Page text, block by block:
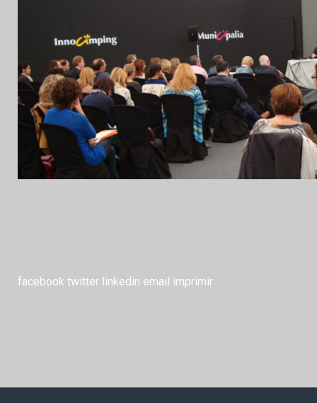
facebook twitter linkedin email imprimir